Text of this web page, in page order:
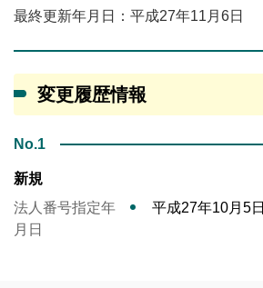
最終更新年月日：平成27年11月6日
変更履歴情報
No.1
新規
法人番号指定年
月日
平成27年10月5日